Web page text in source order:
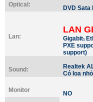
Optical: DVD
Lan:
LAN
Gigabit1
PXE
support)
Sound:
Realtek
Có loa
Monitor NO